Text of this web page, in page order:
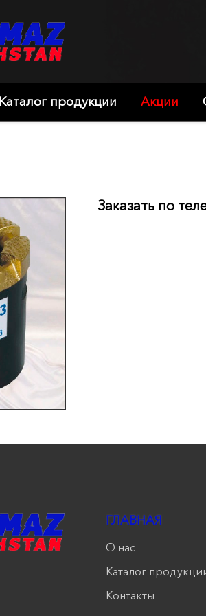
Каталог продукции Акции
Заказать по
ГЛАВНАЯ
О нас
Каталог
Контакты